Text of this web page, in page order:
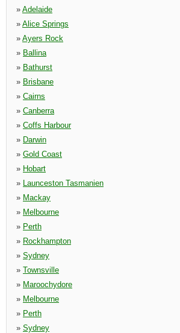
» Adelaide
» Alice Springs
» Ayers Rock
» Ballina
» Bathurst
» Brisbane
» Cairns
» Canberra
» Coffs Harbour
» Darwin
» Gold Coast
» Hobart
» Launceston Tasmanien
» Mackay
» Melbourne
» Perth
» Rockhampton
» Sydney
» Townsville
» Maroochydore
» Melbourne
» Perth
» Sydney